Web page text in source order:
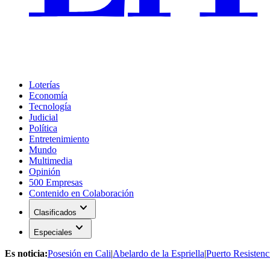
Loterías
Economía
Tecnología
Judicial
Política
Entretenimiento
Mundo
Multimedia
Opinión
500 Empresas
Contenido en Colaboración
Clasificados expand_more
Especiales expand_more
Es noticia:Posesión en Cali|Abelardo de la Espriella|Puerto